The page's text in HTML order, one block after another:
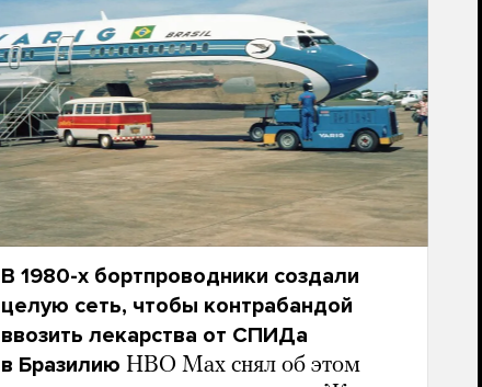
В 1980-х бортпроводники создали
целую сеть, чтобы контрабандой
ввозить лекарства от СПИДа
в Бразилию HBO Max снял об этом